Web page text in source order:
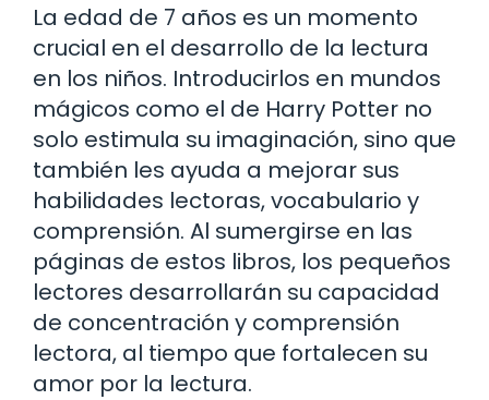
La edad de 7 años es un momento
crucial en el desarrollo de la lectura
en los niños. Introducirlos en mundos
mágicos como el de Harry Potter no
solo estimula su imaginación, sino que
también les ayuda a mejorar sus
habilidades lectoras, vocabulario y
comprensión. Al sumergirse en las
páginas de estos libros, los pequeños
lectores desarrollarán su capacidad
de concentración y comprensión
lectora, al tiempo que fortalecen su
amor por la lectura.